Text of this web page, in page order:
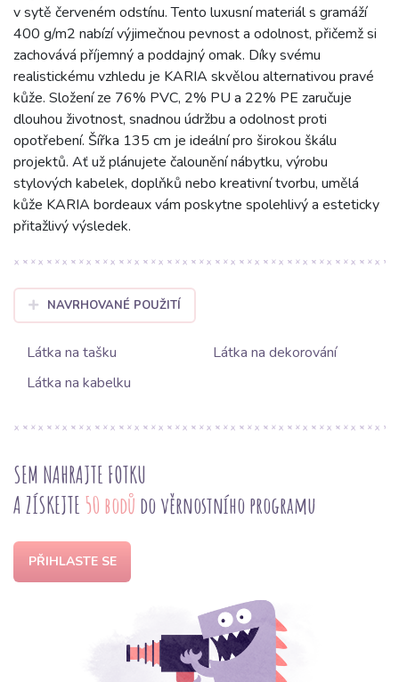
v sytě červeném odstínu. Tento luxusní materiál s gramáží
400 g/m2 nabízí výjimečnou pevnost a odolnost, přičemž si
zachovává příjemný a poddajný omak. Díky svému
realistickému vzhledu je KARIA skvělou alternativou pravé
kůže. Složení ze 76% PVC, 2% PU a 22% PE zaručuje
dlouhou životnost, snadnou údržbu a odolnost proti
opotřebení. Šířka 135 cm je ideální pro širokou škálu
projektů. Ať už plánujete čalounění nábytku, výrobu
stylových kabelek, doplňků nebo kreativní tvorbu, umělá
kůže KARIA bordeaux vám poskytne spolehlivý a esteticky
přitažlivý výsledek.
NAVRHOVANÉ POUŽITÍ
Látka na tašku
Látka na dekorování
Látka na kabelku
SEM NAHRAJTE FOTKU
A ZÍSKEJTE 50 bodů do věrnostního programu
PŘIHLASTE SE